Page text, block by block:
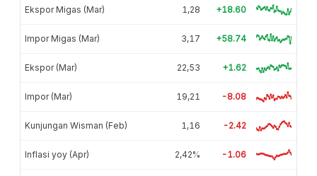
Ekspor Migas (Mar) 1,28 +18.60
Impor Migas (Mar) 3,17 +58.74
Ekspor (Mar) 22,53 +1.62
Impor (Mar) 19,21 -8.08
Kunjungan Wisman (Feb) 1,16 -2.42
Inflasi yoy (Apr) 2,42% -1.06